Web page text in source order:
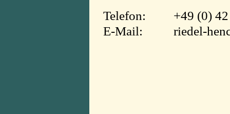
Telefon: +49 (0) 42
E-Mail: riedel-